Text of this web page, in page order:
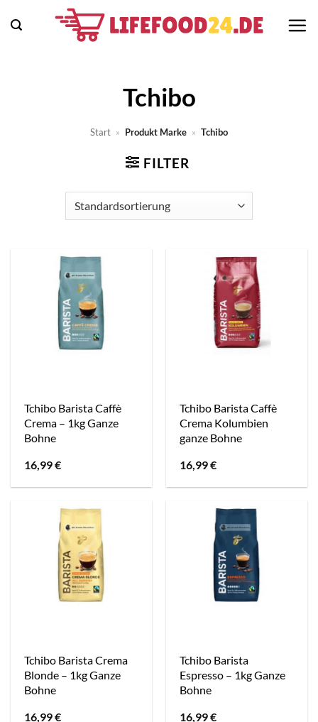
Inhalt
Tchibo
Start » Produkt Marke » Tchibo
FILTER
Tchibo Barista Caffè
Crema – 1kg Ganze
Bohne
16,99€
Tchibo Barista Caffè
Crema Kolumbien
ganze Bohne
16,99€
Tchibo Barista Crema
Blonde – 1kg Ganze
Bohne
16,99€
Tchibo Barista
Espresso – 1kg Ganze
Bohne
16,99€